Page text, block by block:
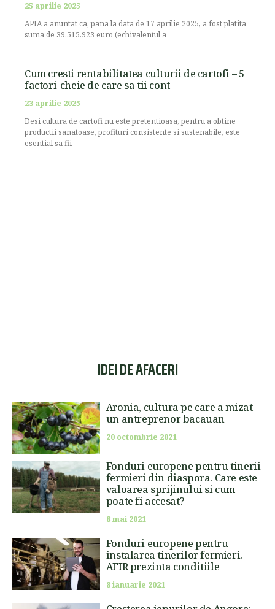
25 aprilie 2025
APIA a anuntat ca, pana la data de 17 aprilie 2025, a fost platita
suma de 39.515.923 euro (echivalentul a
Cum cresti rentabilitatea culturii de cartofi – 5
factori-cheie de care sa tii cont
23 aprilie 2025
Desi cultura de cartofi nu este pretentioasa, pentru a obtine
productii sanatoase, profituri consistente si sustenabile, este
esential sa fii
IDEI DE AFACERI
Aronia, cultura pe care a mizat
un antreprenor bacauan
20 octombrie 2021
Fonduri europene pentru tinerii
fermieri din diaspora. Care este
valoarea sprijinului si cum
poate fi accesat?
8 mai 2021
Fonduri europene pentru
instalarea tinerilor fermieri.
AFIR prezinta conditiile
8 ianuarie 2021